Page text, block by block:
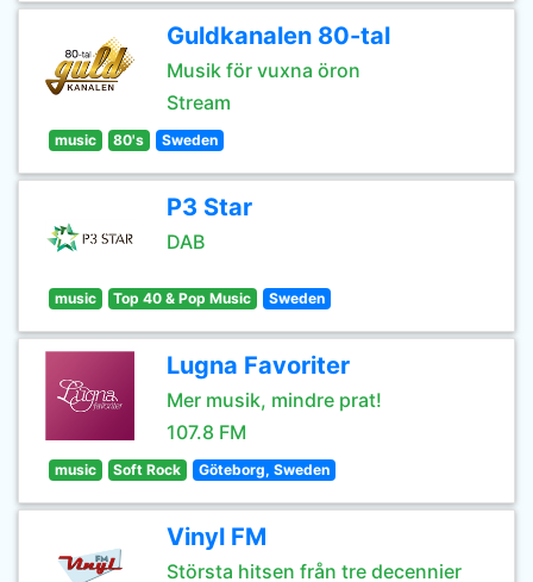
Guldkanalen 80-tal
Musik för vuxna öron
Stream
music 80's Sweden
P3 Star
DAB
music Top 40 & Pop Music Sweden
Lugna Favoriter
Mer musik, mindre prat!
107.8 FM
music Soft Rock Göteborg, Sweden
Vinyl FM
Största hitsen från tre decennier